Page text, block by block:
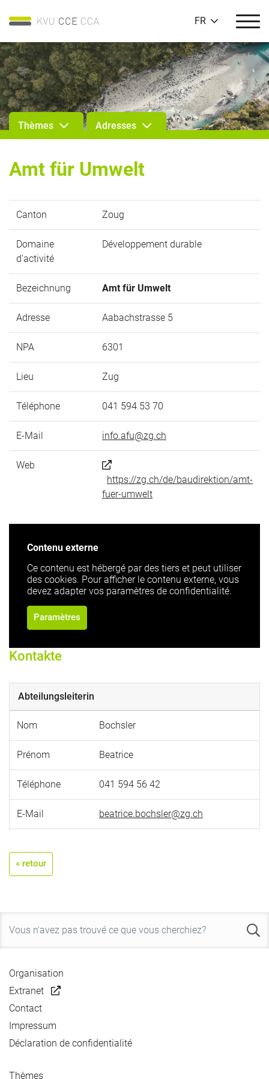
FR
Thèmes Adresses
Amt für Umwelt
Canton Zoug
Domaine
d'activité
Développement durable
Bezeichnung Amt für Umwelt
Adresse Aabachstrasse 5
NPA 6301
Lieu Zug
Téléphone 041 594 53 70
E-Mail info.afu@zg.ch
Web
https://zg.ch/de/baudirektion/amt-
fuer-umwelt
Contenu externe
Ce contenu est hébergé par des tiers et peut utiliser
des cookies. Pour afficher le contenu externe, vous
devez adapter vos paramètres de confidentialité.
Paramètres
Kontakte
Abteilungsleiterin
Nom Bochsler
Prénom Beatrice
Téléphone 041 594 56 42
E-Mail beatrice.bochsler@zg.ch
« retour
Organisation
Extranet
Contact
Impressum
Déclaration de confidentialité
Thèmes